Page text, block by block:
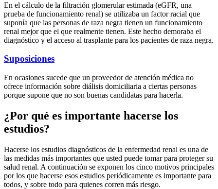
En el cálculo de la filtración glomerular estimada (eGFR, una
prueba de funcionamiento renal) se utilizaba un factor racial que
suponía que las personas de raza negra tienen un funcionamiento
renal mejor que el que realmente tienen. Este hecho demoraba el
diagnóstico y el acceso al trasplante para los pacientes de raza negra.
Suposiciones
En ocasiones sucede que un proveedor de atención médica no
ofrece información sobre diálisis domiciliaria a ciertas personas
porque supone que no son buenas candidatas para hacerla.
¿Por qué es importante hacerse los
estudios?
Hacerse los estudios diagnósticos de la enfermedad renal es una de
las medidas más importantes que usted puede tomar para proteger su
salud renal. A continuación se exponen los cinco motivos principales
por los que hacerse esos estudios periódicamente es importante para
todos, y sobre todo para quienes corren más riesgo.